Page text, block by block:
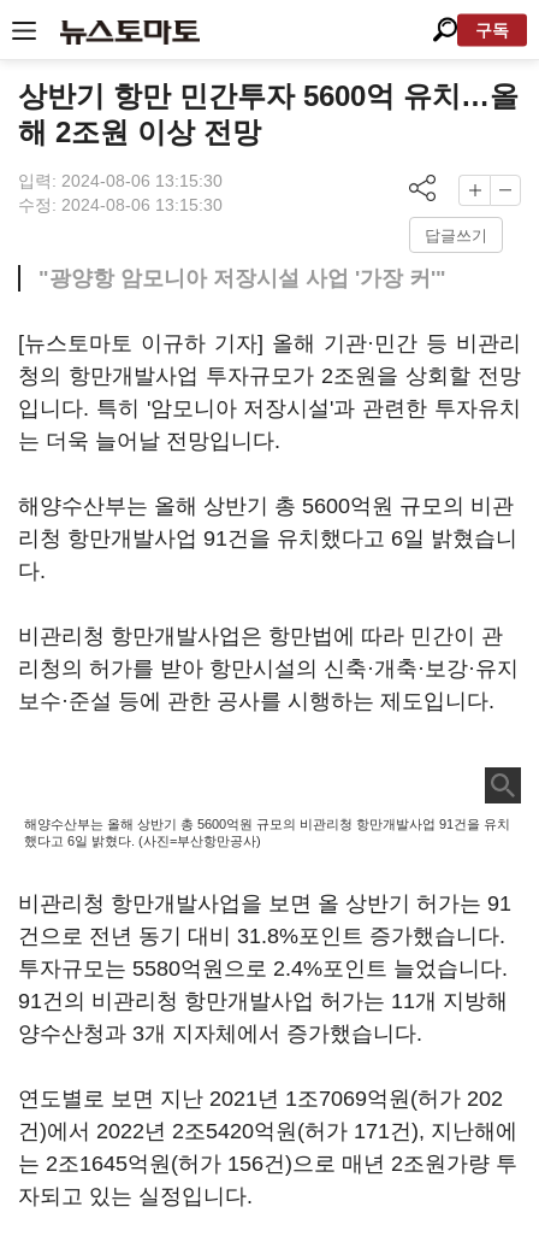
구독
상반기 항만 민간투자 5600억 유치…올
해 2조원 이상 전망
입력: 2024-08-06 13:15:30
수정: 2024-08-06 13:15:30
답글쓰기
"광양항 암모니아 저장시설 사업 '가장 커'"
[뉴스토마토 이규하 기자] 올해 기관·민간 등 비관리
청의 항만개발사업 투자규모가 2조원을 상회할 전망
입니다. 특히 '암모니아 저장시설'과 관련한 투자유치
는 더욱 늘어날 전망입니다.
해양수산부는 올해 상반기 총 5600억원 규모의 비관
리청 항만개발사업 91건을 유치했다고 6일 밝혔습니
다.
비관리청 항만개발사업은 항만법에 따라 민간이 관
리청의 허가를 받아 항만시설의 신축·개축·보강·유지
보수·준설 등에 관한 공사를 시행하는 제도입니다.
해양수산부는 올해 상반기 총 5600억원 규모의 비관리청 항만개발사업 91건을 유치
했다고 6일 밝혔다. (사진=부산항만공사)
비관리청 항만개발사업을 보면 올 상반기 허가는 91
건으로 전년 동기 대비 31.8%포인트 증가했습니다.
투자규모는 5580억원으로 2.4%포인트 늘었습니다.
91건의 비관리청 항만개발사업 허가는 11개 지방해
양수산청과 3개 지자체에서 증가했습니다.
연도별로 보면 지난 2021년 1조7069억원(허가 202
건)에서 2022년 2조5420억원(허가 171건), 지난해에
는 2조1645억원(허가 156건)으로 매년 2조원가량 투
자되고 있는 실정입니다.